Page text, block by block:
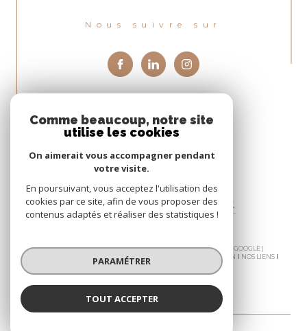
Nous suivre sur
Espace
PROPRIÉTAIRE
Se connecter
© 2026 | TOUS DROITS RÉSERVÉS | TRADUCTION POWERED BY GOOGLE |
PLAN DU SITE MENTIONS LÉGALES ADMIN
NOS LIENS
POLITIQUE RGPD
Comme beaucoup, notre site
utilise les cookies
On aimerait vous accompagner pendant
votre visite.
En poursuivant, vous acceptez l'utilisation des
cookies par ce site, afin de vous proposer des
contenus adaptés et réaliser des statistiques !
PARAMÉTRER
TOUT ACCEPTER